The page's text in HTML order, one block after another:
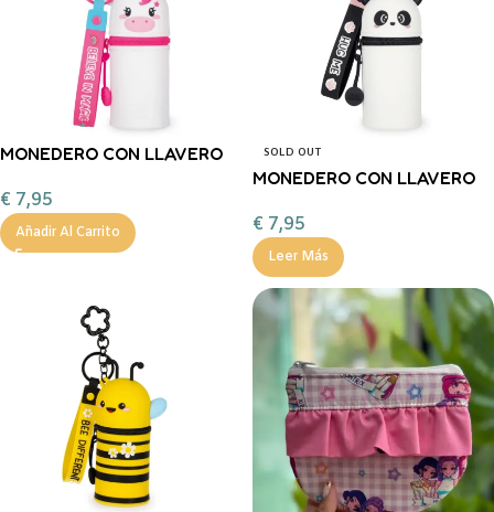
MONEDERO CON LLAVERO
LEGAMI
€ 7,95
Añadir Al Carrito
SOLD OUT
MONEDERO CON LLAVERO
LEGAMI
€ 7,95
Leer Más